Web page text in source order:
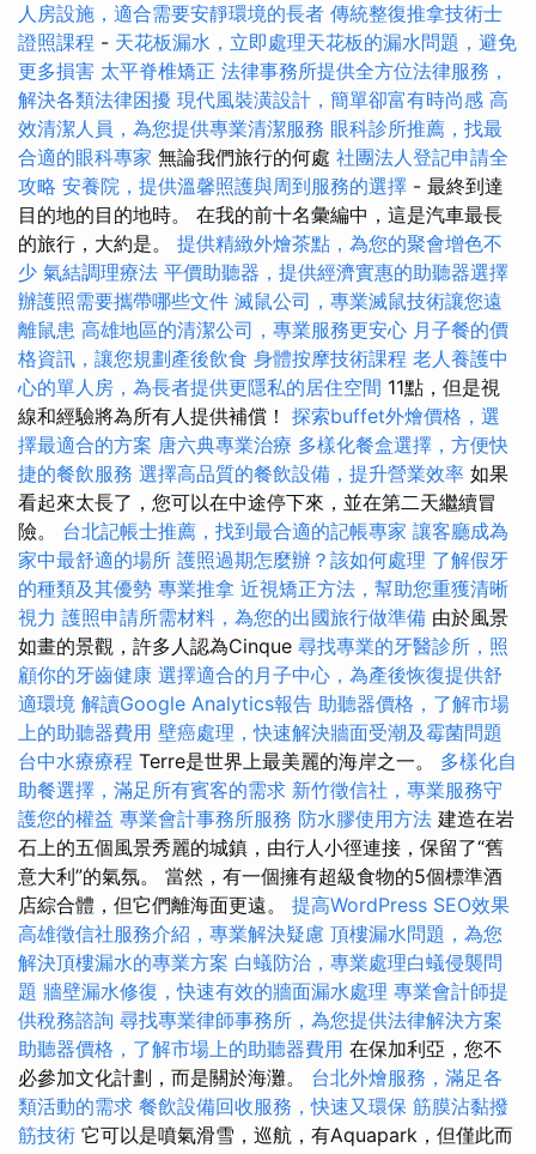
人房設施，適合需要安靜環境的長者 傳統整復推拿技術士
證照課程 - 天花板漏水，立即處理天花板的漏水問題，避免
更多損害 太平脊椎矯正 法律事務所提供全方位法律服務，
解決各類法律困擾 現代風裝潢設計，簡單卻富有時尚感 高
效清潔人員，為您提供專業清潔服務 眼科診所推薦，找最
合適的眼科專家 無論我們旅行的何處 社團法人登記申請全
攻略 安養院，提供溫馨照護與周到服務的選擇 - 最終到達
目的地的目的地時。 在我的前十名彙編中，這是汽車最長
的旅行，大約是。 提供精緻外燴茶點，為您的聚會增色不
少 氣結調理療法 平價助聽器，提供經濟實惠的助聽器選擇
辦護照需要攜帶哪些文件 滅鼠公司，專業滅鼠技術讓您遠
離鼠患 高雄地區的清潔公司，專業服務更安心 月子餐的價
格資訊，讓您規劃產後飲食 身體按摩技術課程 老人養護中
心的單人房，為長者提供更隱私的居住空間 11點，但是視
線和經驗將為所有人提供補償！ 探索buffet外燴價格，選
擇最適合的方案 唐六典專業治療 多樣化餐盒選擇，方便快
捷的餐飲服務 選擇高品質的餐飲設備，提升營業效率 如果
看起來太長了，您可以在中途停下來，並在第二天繼續冒
險。 台北記帳士推薦，找到最合適的記帳專家 讓客廳成為
家中最舒適的場所 護照過期怎麼辦？該如何處理 了解假牙
的種類及其優勢 專業推拿 近視矯正方法，幫助您重獲清晰
視力 護照申請所需材料，為您的出國旅行做準備 由於風景
如畫的景觀，許多人認為Cinque 尋找專業的牙醫診所，照
顧你的牙齒健康 選擇適合的月子中心，為產後恢復提供舒
適環境 解讀Google Analytics報告 助聽器價格，了解市場
上的助聽器費用 壁癌處理，快速解決牆面受潮及霉菌問題
台中水療療程 Terre是世界上最美麗的海岸之一。 多樣化自
助餐選擇，滿足所有賓客的需求 新竹徵信社，專業服務守
護您的權益 專業會計事務所服務 防水膠使用方法 建造在岩
石上的五個風景秀麗的城鎮，由行人小徑連接，保留了“舊
意大利”的氣氛。 當然，有一個擁有超級食物的5個標準酒
店綜合體，但它們離海面更遠。 提高WordPress SEO效果
高雄徵信社服務介紹，專業解決疑慮 頂樓漏水問題，為您
解決頂樓漏水的專業方案 白蟻防治，專業處理白蟻侵襲問
題 牆壁漏水修復，快速有效的牆面漏水處理 專業會計師提
供稅務諮詢 尋找專業律師事務所，為您提供法律解決方案
助聽器價格，了解市場上的助聽器費用 在保加利亞，您不
必參加文化計劃，而是關於海灘。 台北外燴服務，滿足各
類活動的需求 餐飲設備回收服務，快速又環保 筋膜沾黏撥
筋技術 它可以是噴氣滑雪，巡航，有Aquapark，但僅此而